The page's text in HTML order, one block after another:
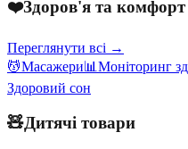
❤️Здоров'я та комфорт
Переглянути всі →
💆Масажери📊 Моніторинг
Здоровий сон
🧸Дитячі товари